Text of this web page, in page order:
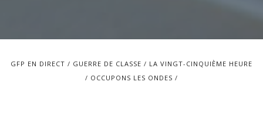
a
i
GFP EN DIRECT GUERRE DE CLASSE
LA VINGT-CINQUIÈME HEURE
OCCUPONS LES ONDES